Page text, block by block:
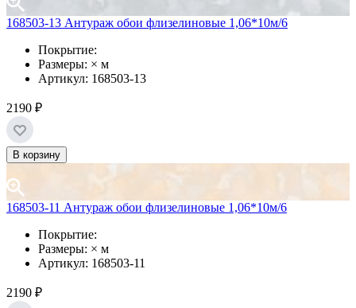
168503-13 Антураж обои флизелиновые 1,06*10м/6
Покрытие:
Размеры: × м
Артикул: 168503-13
2190 ₽
В корзину
168503-11 Антураж обои флизелиновые 1,06*10м/6
Покрытие:
Размеры: × м
Артикул: 168503-11
2190 ₽